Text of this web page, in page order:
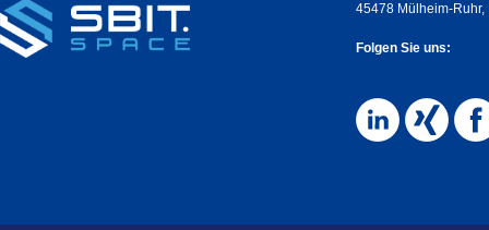
45478 Mülheim-
Folgen Sie uns: